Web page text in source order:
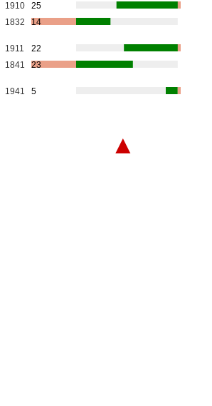
1910
25
1832 14
1911
22
1841 23
1941 5
▲